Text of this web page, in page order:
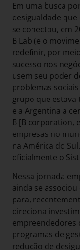
Em uma busca
desigualdade
se conectou, em
B Lab (e o
redefinir, por
sucesso nos
usem seu poder
problemas
grupo que estava
e a Argentina a
B [B corporation,
empresas no
na América do
oficialmente o
Nessa jornada
ainda se
para,
direciona
empreendedores
programas de
redução de